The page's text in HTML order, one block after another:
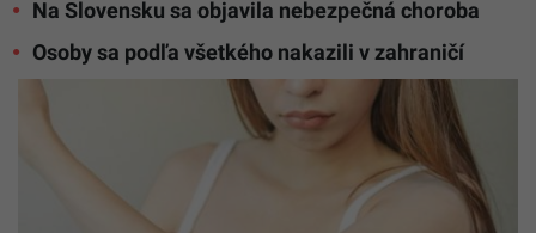
Na Slovensku sa objavila nebezpečná choroba
Osoby sa podľa všetkého nakazili v zahraničí